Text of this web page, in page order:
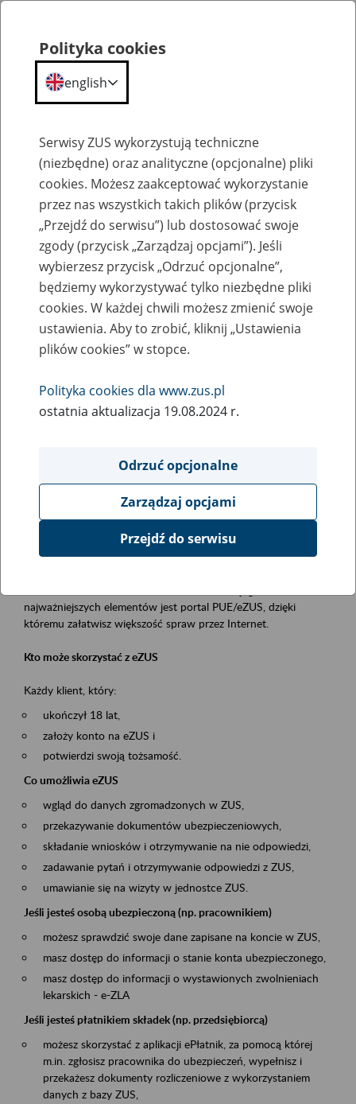
Szkolenia
Zaproś ZUS do siebie - zakładanie profili
eZUS w siedzibie Twojej firmy
Rodzaj wydarzenia
Szkolenia
obsługa klientów
Event description
Platforma Usług Elektronicznych ZUS eZUS
najważniejszych elementów jest portal PUE/eZUS, dzięki
któremu załatwisz większość spraw przez Internet.
Kto może skorzystać z eZUS
Każdy klient, który:
ukończył 18 lat,
założy konto na eZUS i
potwierdzi swoją tożsamość.
Co umożliwia eZUS
wgląd do danych zgromadzonych w ZUS,
przekazywanie dokumentów ubezpieczeniowych,
składanie wniosków i otrzymywanie na nie odpowiedzi,
zadawanie pytań i otrzymywanie odpowiedzi z ZUS,
umawianie się na wizyty w jednostce ZUS.
Jeśli jesteś osobą ubezpieczoną (np. pracownikiem)
możesz sprawdzić swoje dane zapisane na koncie w ZUS,
masz dostęp do informacji o stanie konta ubezpieczonego,
masz dostęp do informacji o wystawionych zwolnieniach
lekarskich - e-ZLA
Jeśli jesteś płatnikiem składek (np. przedsiębiorcą)
możesz skorzystać z aplikacji ePłatnik, za pomocą której
m.in. zgłosisz pracownika do ubezpieczeń, wypełnisz i
przekażesz dokumenty rozliczeniowe z wykorzystaniem
danych z bazy ZUS,
Polityka cookies
english
Serwisy ZUS wykorzystują techniczne
(niezbędne) oraz analityczne (opcjonalne) pliki
cookies. Możesz zaakceptować wykorzystanie
przez nas wszystkich takich plików (przycisk
„Przejdź do serwisu”) lub dostosować swoje
zgody (przycisk „Zarządzaj opcjami”). Jeśli
wybierzesz przycisk „Odrzuć opcjonalne”,
będziemy wykorzystywać tylko niezbędne pliki
cookies. W każdej chwili możesz zmienić swoje
ustawienia. Aby to zrobić, kliknij „Ustawienia
plików cookies” w stopce.
Polityka cookies dla www.zus.pl
ostatnia aktualizacja 19.08.2024 r.
Odrzuć opcjonalne
Zarządzaj opcjami
Przejdź do serwisu